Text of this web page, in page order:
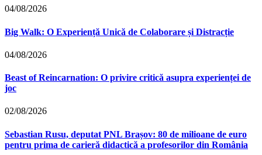
04/08/2026
Big Walk: O Experiență Unică de Colaborare și Distracție
04/08/2026
Beast of Reincarnation: O privire critică asupra experienței de
joc
02/08/2026
Sebastian Rusu, deputat PNL Brașov: 80 de milioane de euro
pentru prima de carieră didactică a profesorilor din România